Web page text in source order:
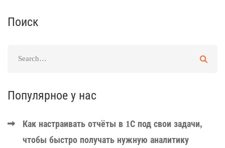
Поиск
Популярное у нас
Как настраивать отчёты в 1С под свои задачи,
чтобы быстро получать нужную аналитику